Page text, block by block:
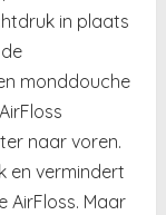
in plaats
monddouche
naar voren.
en vermindert
AirFloss. Maar